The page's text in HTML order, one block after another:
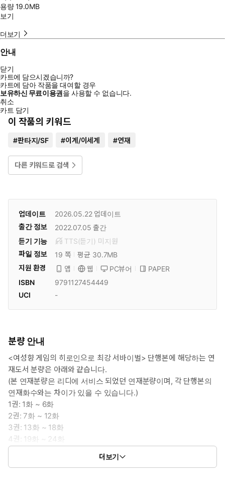
용량19.0MB
보기
더보기
안내
닫기
카트에 담으시겠습니까?
카트에 담아 작품을 대여할 경우
보유하신 무료이용권을 사용할 수 없습니다.
취소
카트 담기
이 작품의 키워드
#판타지/SF #이계/이세계 #연재
다른 키워드로 검색
업데이트 2026.05.22업데이트
출간 정보
2022.07.05 출간
듣기 기능
TTS(듣기) 미 지원
파일 정보
19 쪽
평균 30.7MB
지원 환경
앱 웹 PC뷰어
PAPER
ISBN
9791127454449
UCI
-
분량 안내
<여성향 게임의 히로인으로 최강 서바이벌> 단행본에 해당하는 연
재도서 분량은 아래와 같습니다.
(본 연재분량은 리디에 서비스 되었던 연재분량이며, 각 단행본의
연재화수와는 차이가 있을 수 있습니다.)
1권: 1화 ~ 6화
2권: 7화 ~ 12화
3권: 13화 ~ 18화
4권: 19화 ~ 24화
5권: 25화 ~ 30화
더보기